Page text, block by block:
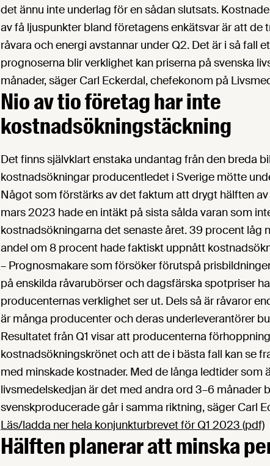
det ännu inte underlag för en sådan slutsats.
av få ljuspunkter bland företagens enkätsvar är att de
råvara och energi avstannar under Q2. Det är i så fall
prognoserna blir verklighet kan priserna på svenska
månader, säger Carl Eckerdal, chefekonom på
Nio av tio företag har inte
kostnadsökningstäckning
Det finns självklart enstaka undantag från den breda
kostnadsökningar producentledet i Sverige mötte
Något som förstärks av det faktum att drygt hälften
mars 2023 hade en intäkt på sista sålda varan som
kostnadsökningarna det senaste året. 39 procent låg
andel om 8 procent hade faktiskt uppnått
– Prognosmakare som försöker förutspå
på enskilda råvarubörser och dagsfärska spotpriser
producenternas verklighet ser ut. Dels så är råvaror
är många producenter och deras underleverantörer
Resultatet från Q1 visar att producenterna
kostnadsökningskrönet och att de i bästa fall kan se
med minskade kostnader. Med de långa ledtider som
livsmedelskedjan är det med andra ord 3–6 månader
svenskproducerade går i samma riktning, säger Carl
Läs/ladda ner hela konjunkturbrevet för Q1 2023 (pdf)
Hälften planerar att minska